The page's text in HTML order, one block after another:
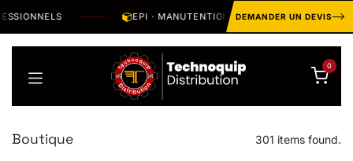
EPI · MANUTENTION · OUTILLAGE · HYGIÈNE ·
DEMANDER UN DEVIS
0
Boutique 301 items found.